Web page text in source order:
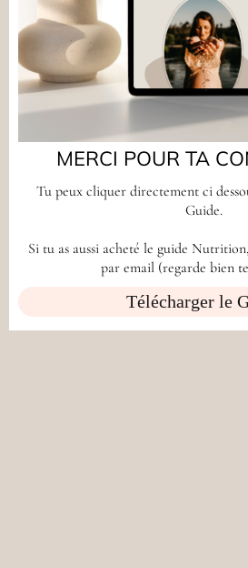
MERCI POUR TA
Tu peux cliquer directement ci
Guide.
Si tu as aussi acheté le guide
par email (regarde bien
Télécharger le